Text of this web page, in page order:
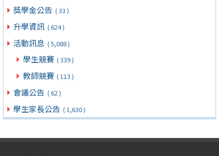
獎學金公告 ( 33 )
升學資訊 ( 624 )
活動訊息 ( 5,088 )
學生競賽 ( 339 )
教師競賽 ( 113 )
會議公告 ( 62 )
學生家長公告 ( 1,630 )